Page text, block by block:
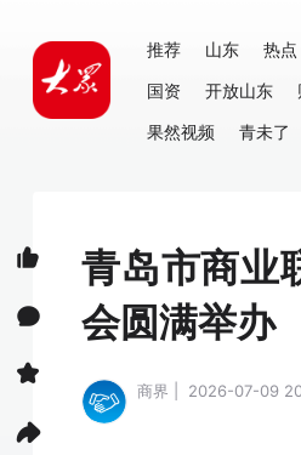
推荐 山东 热点
国资
开放山东
果然视频
青未了
青岛市商业
会圆满举办
商界 | 2026-07-09